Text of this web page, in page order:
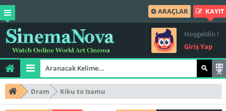
ARAÇLAR KAYIT
Hoşgeldin !
Giriş Yap
Dram Kiku to Isamu